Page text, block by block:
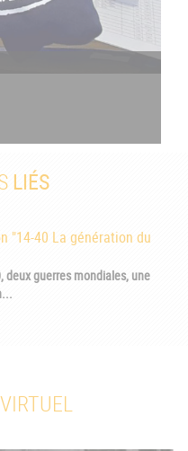
LIÉS
"14-40 La génération du
deux guerres mondiales, une
VIRTUEL